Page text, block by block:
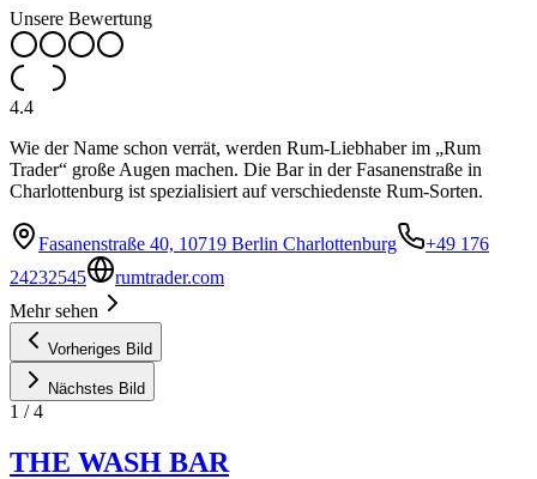
Unsere Bewertung
4.4
Wie der Name schon verrät, werden Rum-Liebhaber im „Rum
Trader“ große Augen machen. Die Bar in der Fasanenstraße in
Charlottenburg ist spezialisiert auf verschiedenste Rum-Sorten.
Fasanenstraße 40, 10719 Berlin Charlottenburg
+49 176
24232545
rumtrader.com
Mehr sehen
Vorheriges Bild
Nächstes Bild
1 /4
THE WASH BAR